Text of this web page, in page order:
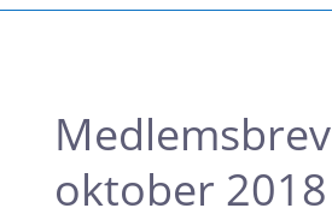
Medlemsbrev
oktober 2018